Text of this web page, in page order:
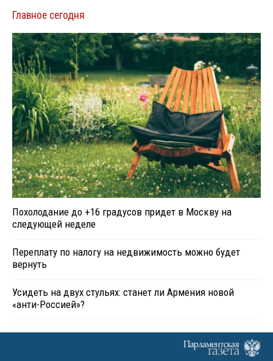
Главное сегодня
Похолодание до +16 градусов придет в Москву на
следующей неделе
Переплату по налогу на недвижимость можно будет
вернуть
Усидеть на двух стульях: станет ли Армения новой
«анти-Россией»?